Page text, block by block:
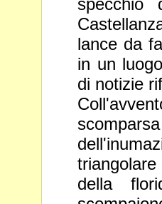
lance da
in un
di notizie
della